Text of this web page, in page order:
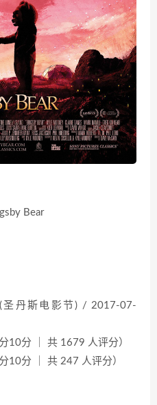
Bear
丹斯电影节) / 2017-07-
分 ｜ 共 1679 人评分）
分 ｜ 共 247 人评分）